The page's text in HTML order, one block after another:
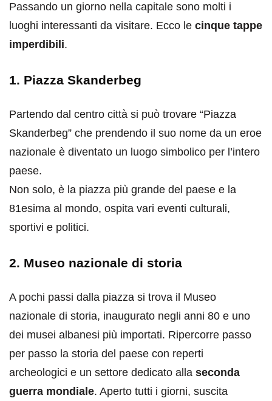
Passando un giorno nella capitale sono molti i
luoghi interessanti da visitare. Ecco le cinque tappe
imperdibili.
1. Piazza Skanderbeg
Partendo dal centro città si può trovare “Piazza
Skanderbeg” che prendendo il suo nome da un eroe
nazionale è diventato un luogo simbolico per l’intero
paese.
Non solo, è la piazza più grande del paese e la
81esima al mondo, ospita vari eventi culturali,
sportivi e politici.
2. Museo nazionale di storia
A pochi passi dalla piazza si trova il Museo
nazionale di storia, inaugurato negli anni 80 e uno
dei musei albanesi più importati. Ripercorre passo
per passo la storia del paese con reperti
archeologici e un settore dedicato alla seconda
guerra mondiale. Aperto tutti i giorni, suscita